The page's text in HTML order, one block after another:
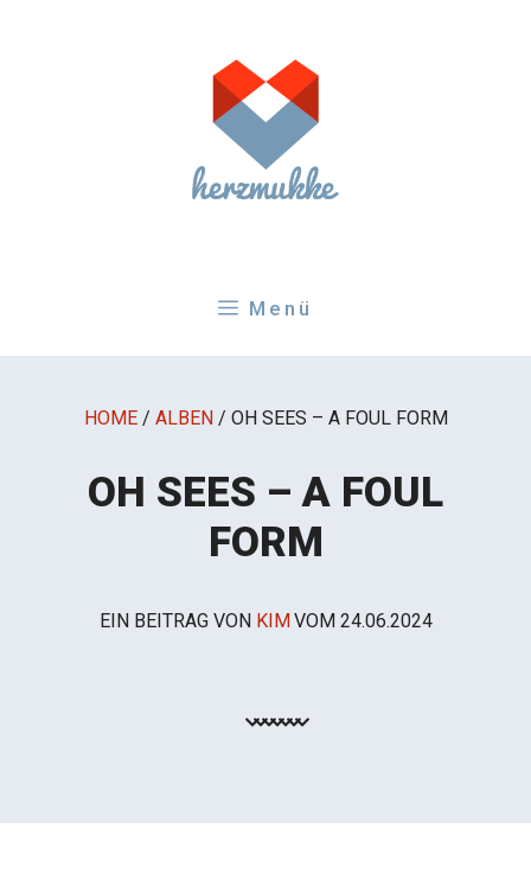
Menü
HOME / ALBEN / OH SEES – A FOUL FORM
OH SEES – A FOUL
FORM
EIN BEITRAG VON KIMVOM 24.06.2024